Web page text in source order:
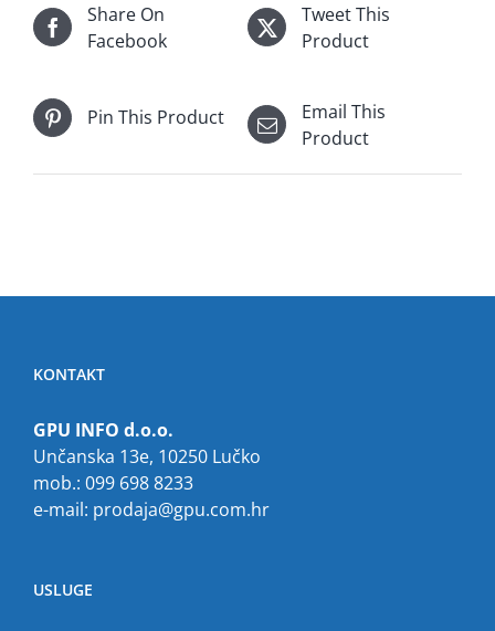
Share On
Facebook
Tweet This
Product
Pin This Product
Email This
Product
KONTAKT
GPU INFO d.o.o.
Unčanska 13e, 10250 Lučko
mob.: 099 698 8233
e-mail: prodaja@gpu.com.hr
USLUGE